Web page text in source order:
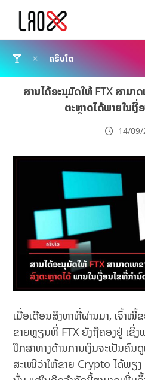
ຄຣິບໂຕ
ສານໄດ້ອະນຸມັດໃຫ້ FTX ສາມາ
ຕະຫຼາດໄດ້ພາຍໃນເ
14/09/
ເມື່ອເດືອນສິງຫາທີ່ຜ່ານມາ, ເຈົ້າໜີ້
ຂາຍຫຼຽນທີ່ FTX ຍັງຖືຄອງຢູ່ ເຊິ່ງ
ປຶກສາທາງດ້ານການເງິນຈະເປັນຄົ
ສະເໜີວ່າໃຫ້ຂາຍ Crypto ໄດ້ພຽງ